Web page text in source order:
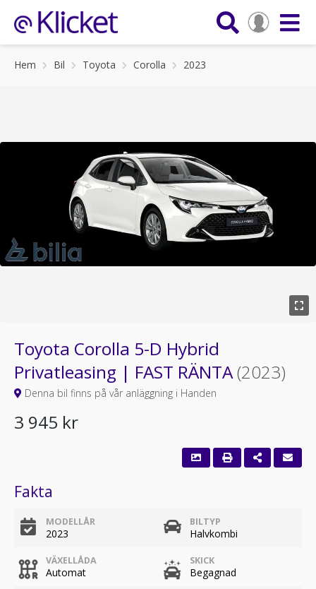
Hem Bil Toyota Corolla 2023
Toyota Corolla 5-D Hybrid
Privatleasing | FAST RÄNTA(2023)
Denna bil finns på vår anläggning i Handen
3 945 kr
Fakta
MODELLÅR
2023
BILTYP
Halvkombi
VÄXELLÅDA
Automat
SKICK
Begagnad